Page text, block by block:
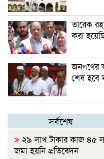
তারেক
করা
জনগণের
শেষ হবে
সর্বশেষ
২৯ লাখ টাকার কাজ ৪৫
জমা হয়নি প্রতিবেদন